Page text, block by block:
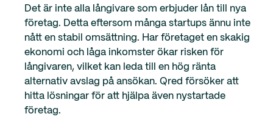
Det är inte alla långivare som erbjuder lån till nya
företag. Detta eftersom många startups ännu inte
nått en stabil omsättning. Har företaget en skakig
ekonomi och låga inkomster ökar risken för
långivaren, vilket kan leda till en hög ränta
alternativ avslag på ansökan. Qred försöker att
hitta lösningar för att hjälpa även nystartade
företag.